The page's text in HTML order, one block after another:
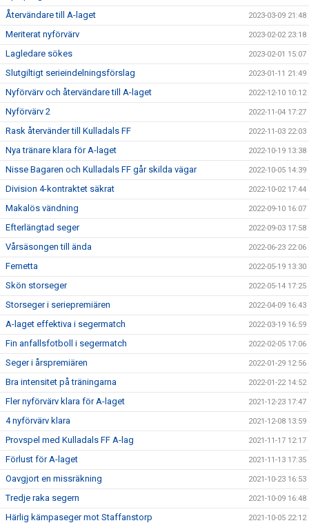
Återvändare till A-laget 2023-03-09 21:48
Meriterat nyförvärv 2023-02-02 23:18
Lagledare sökes 2023-02-01 15:07
Slutgiltigt serieindelningsförslag 2023-01-11 21:49
Nyförvärv och återvändare till A-laget 2022-12-10 10:12
Nyförvärv 2 2022-11-04 17:27
Rask återvänder till Kulladals FF 2022-11-03 22:03
Nya tränare klara för A-laget 2022-10-19 13:38
Nisse Bagaren och Kulladals FF går skilda vägar 2022-10-05 14:39
Division 4-kontraktet säkrat 2022-10-02 17:44
Makalös vändning 2022-09-10 16:07
Efterlängtad seger 2022-09-03 17:58
Vårsäsongen till ända 2022-06-23 22:06
Femetta 2022-05-19 13:30
Skön storseger 2022-05-14 17:25
Storseger i seriepremiären 2022-04-09 16:43
A-laget effektiva i segermatch 2022-03-19 16:59
Fin anfallsfotboll i segermatch 2022-02-05 17:06
Seger i årspremiären 2022-01-29 12:56
Bra intensitet på träningarna 2022-01-22 14:52
Fler nyförvärv klara för A-laget 2021-12-23 17:47
4 nyförvärv klara 2021-12-08 13:59
Provspel med Kulladals FF A-lag 2021-11-17 12:17
Förlust för A-laget 2021-11-13 17:35
Oavgjort en missräkning 2021-10-23 16:53
Tredje raka segern 2021-10-09 16:48
Härlig kämpaseger mot Staffanstorp 2021-10-05 22:12